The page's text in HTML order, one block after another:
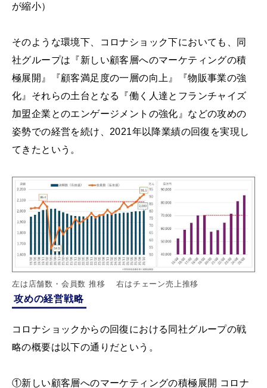
が縮小）
そのような環境下、コロナショック下においても、同
社グループは『新しい顧客層へのマーケティングの積
極展開』『顧客満足度の一層の向上』『物販事業の強
化』それらの土台となる『働く人達とフランチャイズ
加盟企業とのエンゲージメントの強化』などの攻めの
姿勢での経営を続け、2021年以降業績の回復を実現し
てきたという。
左は店舗数・会員数 推移 右はチェーン売上推移
攻めの経営戦略
コロナショックからの回復における同社グループの戦
略の概要は以下の通りだという。
①新しい顧客層へのマーケティングの積極展開 コロナ